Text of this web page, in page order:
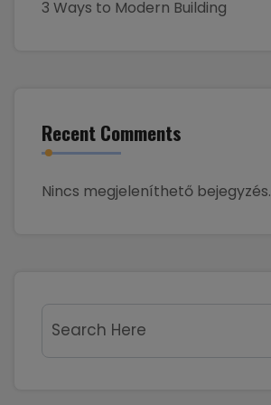
3 Ways to Modern Building
Recent Comments
Nincs megjeleníthető bejegyzés.